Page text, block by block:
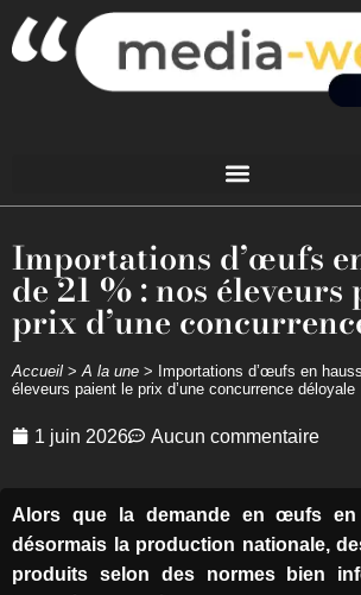
Importations d’œufs
de 21 % : nos
prix d’une
Accueil > A la une > Importations d’œufs en
éleveurs paient le prix d’une concurrence déloyale
1 juin 2026 Aucun commentaire
Alors que la demande en œufs en
désormais la production nationale,
produits selon des normes bien